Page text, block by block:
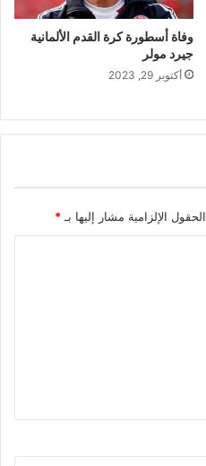
وفاة أسطورة كرة القدم الألمانية
جيرد مولر
أكتوبر 29, 2023
الحقول الإلزامية مشار إليها بـ*